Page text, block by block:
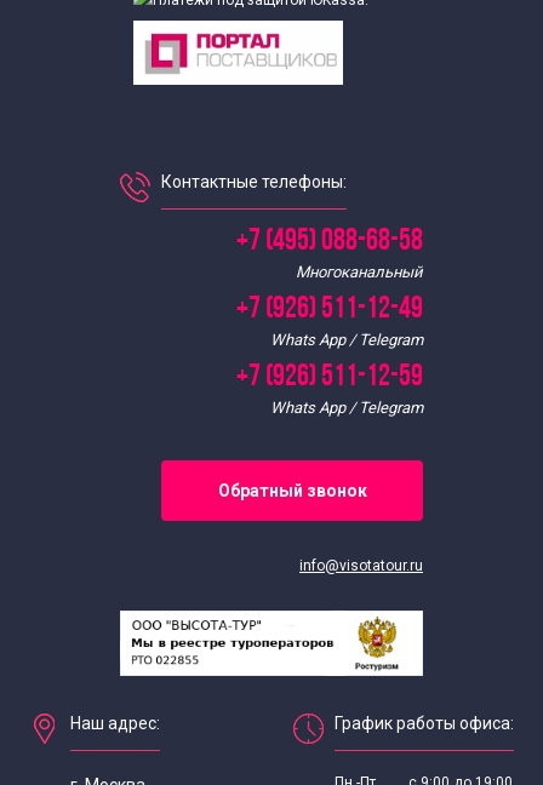
Контактные телефоны:
+7 (495) 088-68-58
Многоканальный
+7 (926) 511-12-49
Whats App / Telegram
+7 (926) 511-12-59
Whats App / Telegram
Обратный звонок
info@visotatour.ru
Наш адрес: График работы офиса: